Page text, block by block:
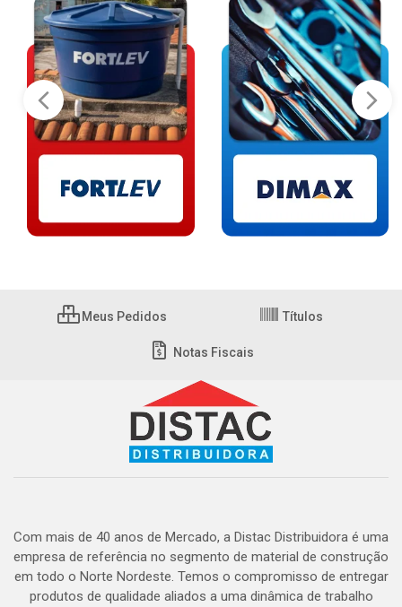
Meus Pedidos Títulos
Notas Fiscais
Com mais de 40 anos de Mercado, a Distac Distribuidora é uma
empresa de referência no segmento de material de construção
em todo o Norte Nordeste. Temos o compromisso de entregar
produtos de qualidade aliados a uma dinâmica de trabalho